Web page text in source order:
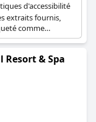
d'accessibilité
extraits fournis,
comme
qu'il offre des
d'accessibilité.
Resort & Spa